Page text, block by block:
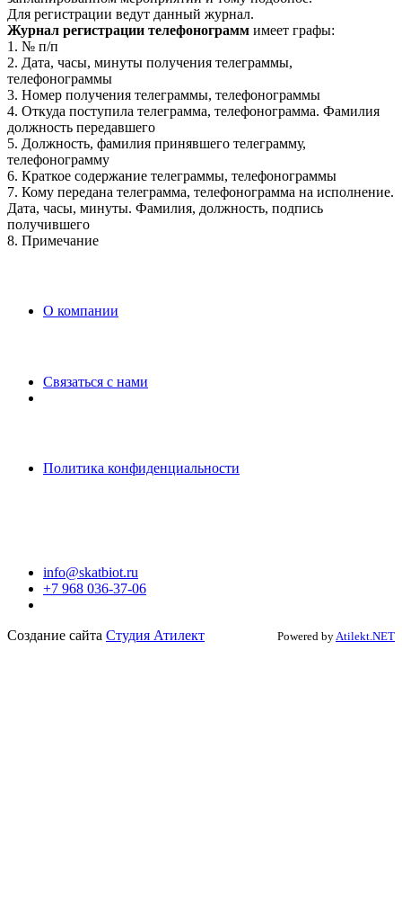
Для регистрации ведут данный журнал.
Журнал регистрации телефонограмм имеет графы:
1. № п/п
2. Дата, часы, минуты получения телеграммы,
телефонограммы
3. Номер получения телеграммы, телефонограммы
4. Откуда поступила телеграмма, телефонограмма. Фамилия
должность передавшего
5. Должность, фамилия принявшего телеграмму,
телефонограмму
6. Краткое содержание телеграммы, телефонограммы
7. Кому передана телеграмма, телефонограмма на исполнение.
Дата, часы, минуты. Фамилия, должность, подпись
получившего
8. Примечание
O компании
Связаться с нами
Политика конфиденциальности
info@skatbiot.ru
+7 968 036-37-06
Создание сайта Студия Атилект Powered byAtilekt.NET